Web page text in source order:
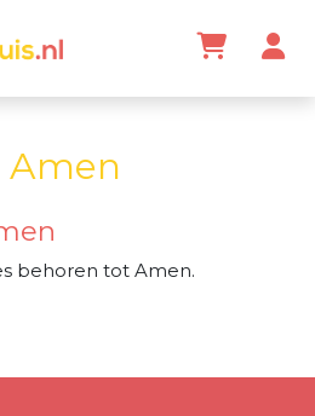
Amen
behoren tot Amen.